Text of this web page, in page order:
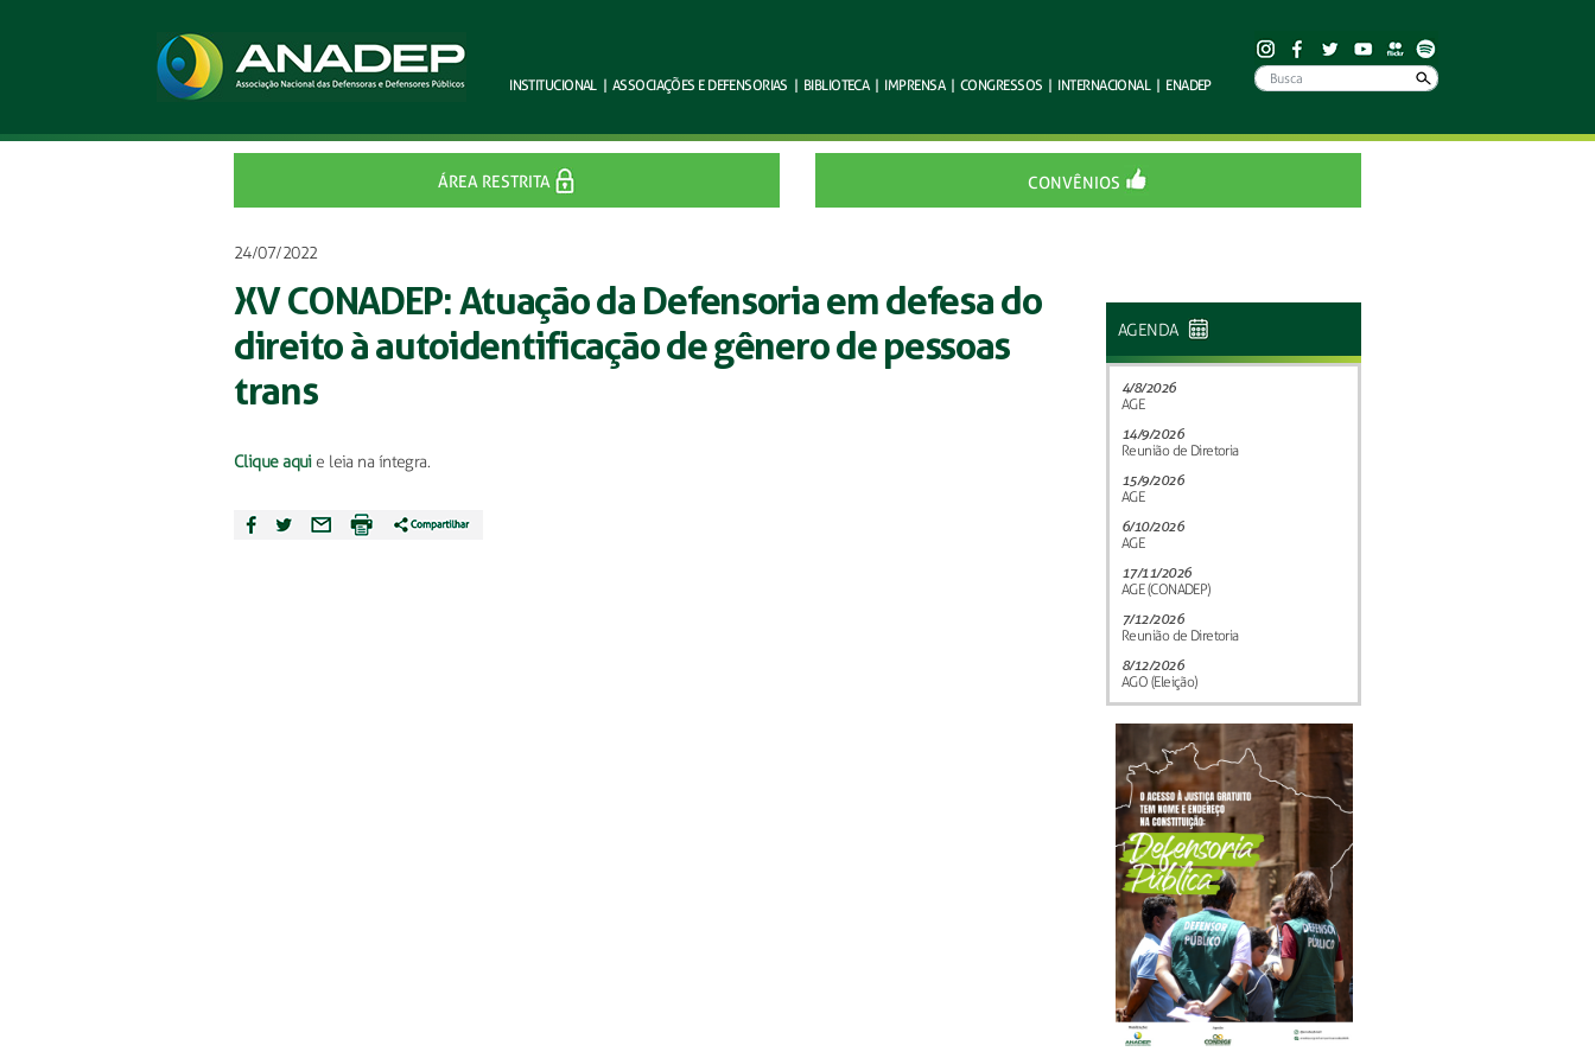
INSTITUCIONAL | ASSOCIAÇÕES EDEFENSORIAS | BIBLIOTECA | IMPRENSA | CONGRESSOS | INTERNACIONAL | ENADEP
ÁREA RESTRITA CONVÊNIOS
24/07/2022
XV CONADEP: Atuação da Defensoria em defesa do
direito à autoidentificação de gênero de pessoas
trans
Clique aquie leia na íntegra.
AGENDA
4/8/2026
AGE
14/9/2026
Reunião de Diretoria
15/9/2026
AGE
6/10/2026
AGE
17/11/2026
AGE (CONADEP)
7/12/2026
Reunião de Diretoria
8/12/2026
AGO (Eleição)